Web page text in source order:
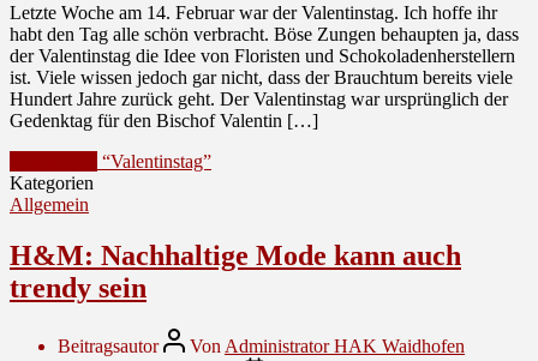
Letzte Woche am 14. Februar war der Valentinstag. Ich hoffe ihr
habt den Tag alle schön verbracht. Böse Zungen behaupten ja, dass
der Valentinstag die Idee von Floristen und Schokoladenherstellern
ist. Viele wissen jedoch gar nicht, dass der Brauchtum bereits viele
Hundert Jahre zurück geht. Der Valentinstag war ursprünglich der
Gedenktag für den Bischof Valentin […]
“Valentinstag”
Kategorien
Allgemein
H&M: Nachhaltige Mode kann auch
trendy sein
Beitragsautor Von Administrator HAK Waidhofen